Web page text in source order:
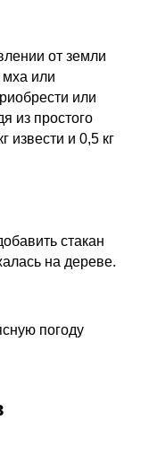
от земли
мха или
или
из простого
извести и 0,5 кг
стакан
на дереве.
погоду